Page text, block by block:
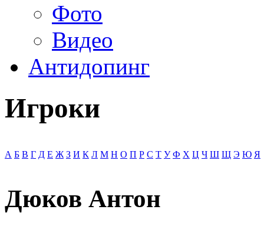
Фото
Видео
Антидопинг
Игроки
А Б В Г Д Е Ж З И К Л М Н О П Р С Т У Ф Х Ц Ч Ш Щ Э Ю Я
Дюков Антон